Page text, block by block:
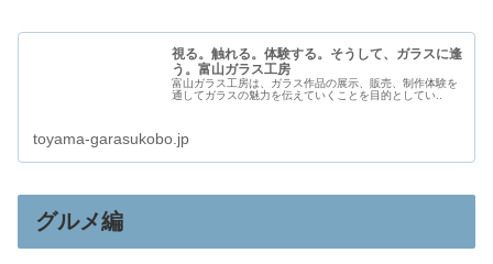
視る。触れる。体験する。そうして、ガラスに逢
う。富山ガラス工房
富山ガラス工房は、ガラス作品の展示、販売、制作体験を
通してガラスの魅力を伝えていくことを目的としてい..
toyama-garasukobo.jp
グルメ編